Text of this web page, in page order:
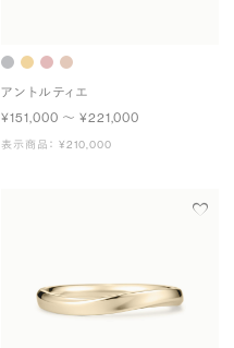
アントルティエ
¥151,000 〜 ¥221,000
表示商品： ¥210,000